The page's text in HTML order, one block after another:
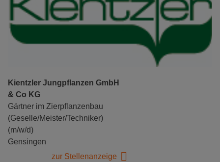
Kientzler Jungpflanzen GmbH
& Co KG
Gärtner im Zierpflanzenbau
(Geselle/Meister/Techniker)
(m/w/d)
Gensingen
zur Stellenanzeige